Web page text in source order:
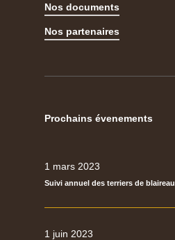
Nos documents
Nos partenaires
Prochains évenements
1 mars 2023
Suivi annuel des terriers de blaireau
1 juin 2023